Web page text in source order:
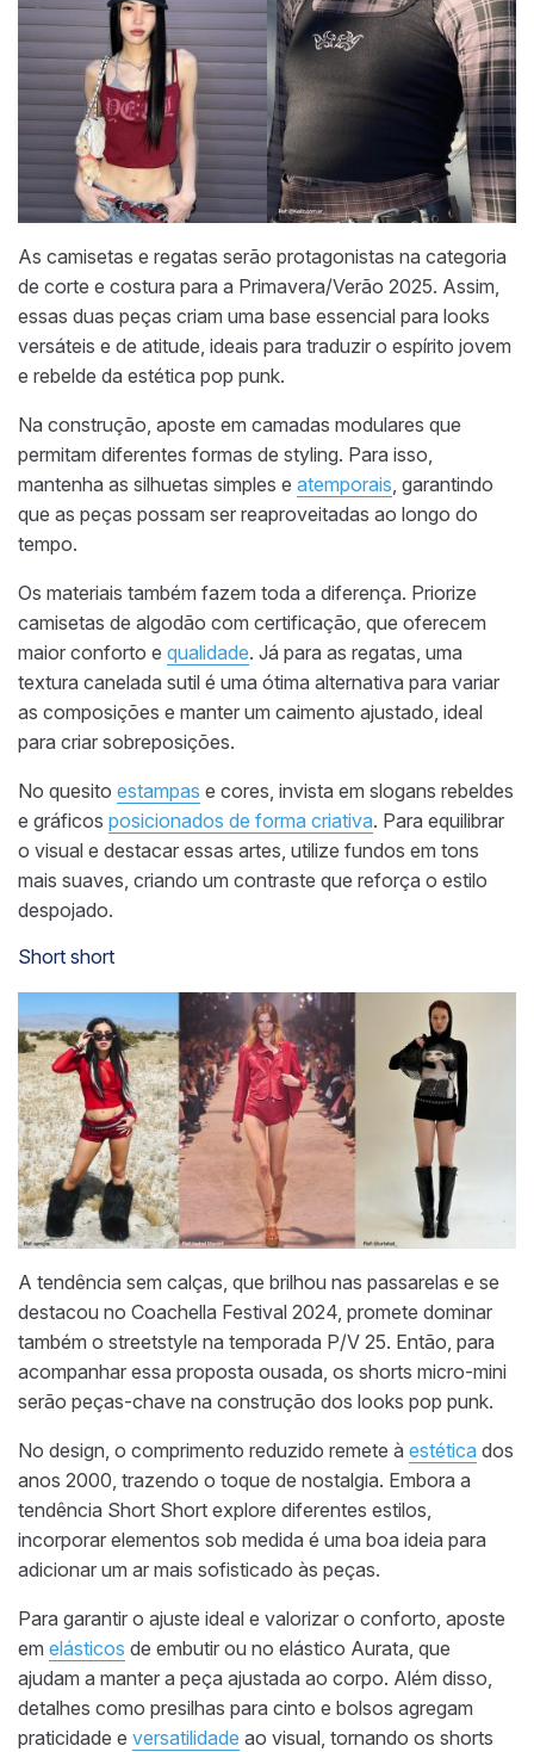
As camisetas e regatas serão protagonistas na categoria
de corte e costura para a Primavera/Verão 2025. Assim,
essas duas peças criam uma base essencial para looks
versáteis e de atitude, ideais para traduzir o espírito jovem
e rebelde da estética pop punk.
Na construção, aposte em camadas modulares que
permitam diferentes formas de styling. Para isso,
mantenha as silhuetas simples e atemporais , garantindo
que as peças possam ser reaproveitadas ao longo do
tempo.
Os materiais também fazem toda a diferença. Priorize
camisetas de algodão com certificação, que oferecem
maior conforto e qualidade. Já para as regatas, uma
textura canelada sutil é uma ótima alternativa para variar
as composições e manter um caimento ajustado, ideal
para criar sobreposições.
No quesito estampas e cores, invista em slogans rebeldes
e gráficos posicionados de forma criativa. Para equilibrar
o visual e destacar essas artes, utilize fundos em tons
mais suaves, criando um contraste que reforça o estilo
despojado.
Short short
A tendência sem calças, que brilhou nas passarelas e se
destacou no Coachella Festival 2024, promete dominar
também o streetstyle na temporada P/V 25. Então, para
acompanhar essa proposta ousada, os shorts micro-mini
serão peças-chave na construção dos looks pop punk.
No design, o comprimento reduzido remete à estética dos
anos 2000, trazendo o toque de nostalgia. Embora a
tendência Short Short explore diferentes estilos,
incorporar elementos sob medida é uma boa ideia para
adicionar um ar mais sofisticado às peças.
Para garantir o ajuste ideal e valorizar o conforto, aposte
em elásticos de embutir ou no elástico Aurata, que
ajudam a manter a peça ajustada ao corpo. Além disso,
detalhes como presilhas para cinto e bolsos agregam
praticidade e versatilidade ao visual, tornando os shorts